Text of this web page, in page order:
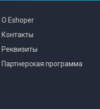
О Eshoper
Контакты
Реквизиты
Партнерская программа